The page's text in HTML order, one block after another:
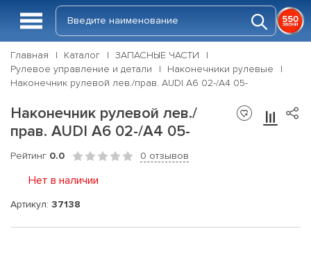
Главная Каталог
ЗАПАСНЫЕ ЧАСТИ
Рулевое управление и детали
Наконечники рулевые
Наконечник рулевой лев./прав. AUDI A6 02-/A4 05-
Наконечник рулевой лев./
прав. AUDI A6 02-/A4 05-
Рейтинг 0.0 0 отзывов
Нет в наличии
Артикул: 37138